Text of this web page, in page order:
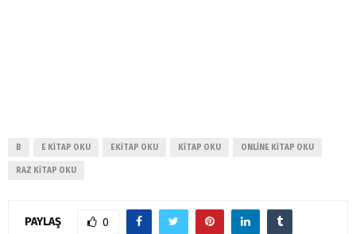
B E KITAP OKU EKITAP OKU KITAP OKU ONLINE KITAP OKU
RAZ KITAP OKU
PAYLAŞ 0